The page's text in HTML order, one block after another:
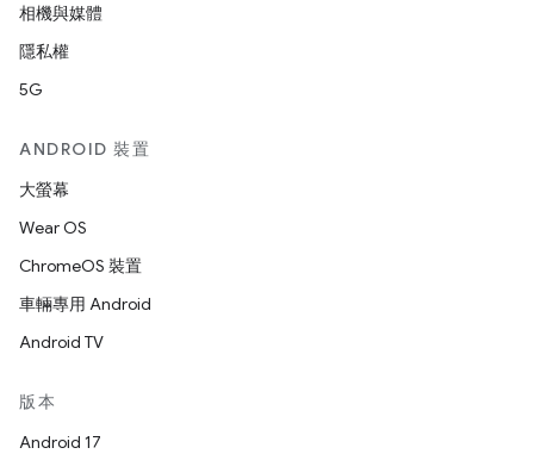
相機與媒體
隱私權
5G
ANDROID 裝置
大螢幕
Wear OS
ChromeOS 裝置
車輛專用 Android
Android TV
版本
Android 17